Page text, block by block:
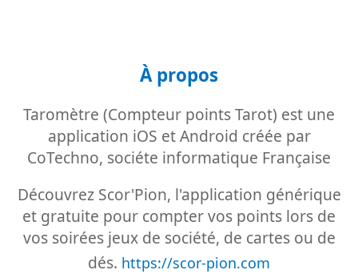
À propos
Taromètre (Compteur points Tarot) est une
application iOS et Android créée par
CoTechno, sociéte informatique Française
Découvrez Scor'Pion, l'application générique
et gratuite pour compter vos points lors de
vos soirées jeux de société, de cartes ou de
dés. https://scor-pion.com